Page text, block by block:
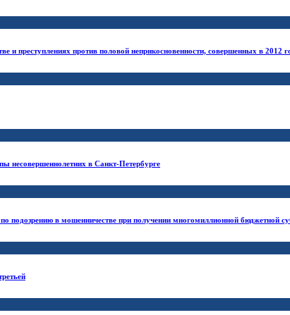
и преступлениях против половой неприкосновенности, совершенных в 2012
несовершеннолетних в Санкт-Петербурге
подозрению в мошенничестве при получении многомиллионной бюджетной